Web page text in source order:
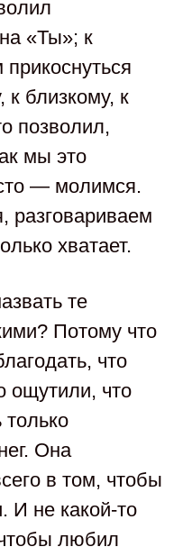
«Ты»; к
к близкому, к
позволил,
мы это
— молимся.
разговариваем
хватает.
те
Потому что
что
ощутили, что
Она
в том, чтобы
И не какой-то
любил